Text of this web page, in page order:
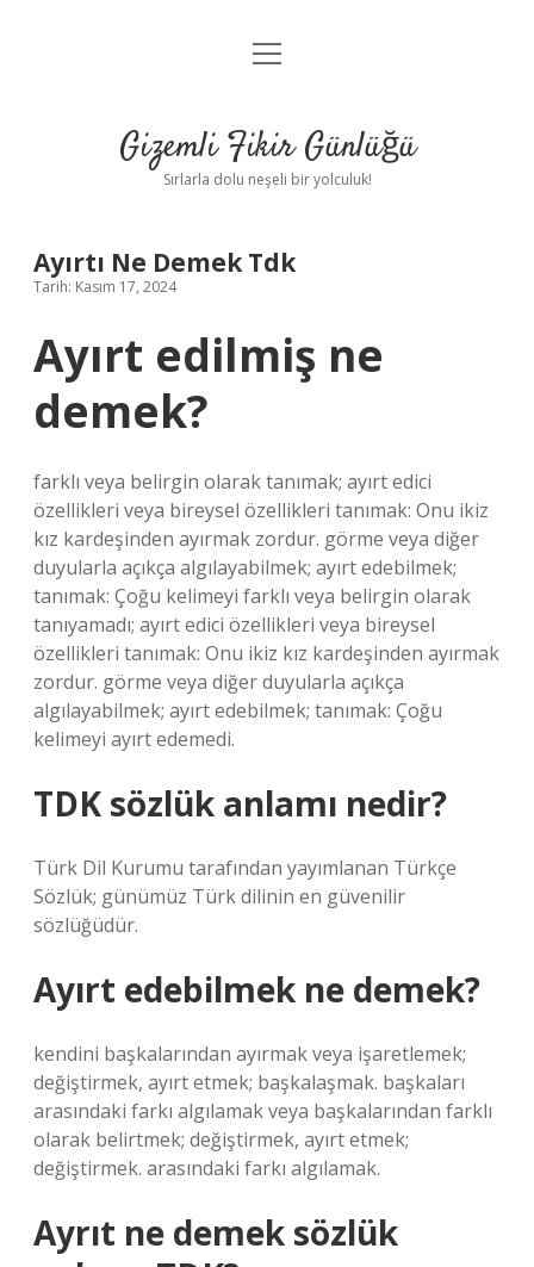
Anasayfa
Yasal Uyarı
menüyü
Gizemli Fikir Günlüğü
Sırlarla dolu neşeli bir yolculuk!
Ayırtı Ne Demek Tdk
Tarih: Kasım 17, 2024
Ayırt edilmiş ne
demek?
farklı veya belirgin olarak tanımak; ayırt edici
özellikleri veya bireysel özellikleri tanımak: Onu ikiz
kız kardeşinden ayırmak zordur. görme veya diğer
duyularla açıkça algılayabilmek; ayırt edebilmek;
tanımak: Çoğu kelimeyi farklı veya belirgin olarak
tanıyamadı; ayırt edici özellikleri veya bireysel
özellikleri tanımak: Onu ikiz kız kardeşinden ayırmak
zordur. görme veya diğer duyularla açıkça
algılayabilmek; ayırt edebilmek; tanımak: Çoğu
kelimeyi ayırt edemedi.
TDK sözlük anlamı nedir?
Türk Dil Kurumu tarafından yayımlanan Türkçe
Sözlük; günümüz Türk dilinin en güvenilir
sözlüğüdür.
Ayırt edebilmek ne demek?
kendini başkalarından ayırmak veya işaretlemek;
değiştirmek, ayırt etmek; başkalaşmak. başkaları
arasındaki farkı algılamak veya başkalarından farklı
olarak belirtmek; değiştirmek, ayırt etmek;
değiştirmek. arasındaki farkı algılamak.
Ayrıt ne demek sözlük